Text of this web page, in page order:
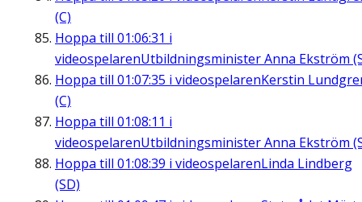
(C)
Hoppa till 01:06:31 i
videospelarenUtbildningsminister Anna Ekström
Hoppa till 01:07:35 i videospelarenKerstin
(C)
Hoppa till 01:08:11 i
videospelarenUtbildningsminister Anna Ekström
Hoppa till 01:08:39 i videospelarenLinda Lindberg
(SD)